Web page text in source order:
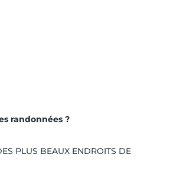
randonnées ?
PLUS BEAUX ENDROITS DE